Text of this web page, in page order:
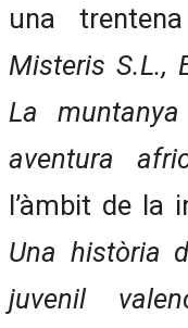
una
Misteris S.L.,
La
aventura
l’àmbit de la
Una història
juvenil